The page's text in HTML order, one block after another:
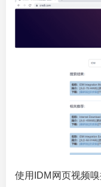
使用IDM网页视频